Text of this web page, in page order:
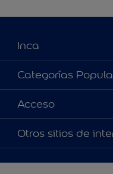
Inca
Acerca de Inca
Contactanos
Encontrá un distribuidor
Categorías
Colores
Productos
Inspiración
Acceso
Accesibilidad
Precisión del color
Otros sitios de